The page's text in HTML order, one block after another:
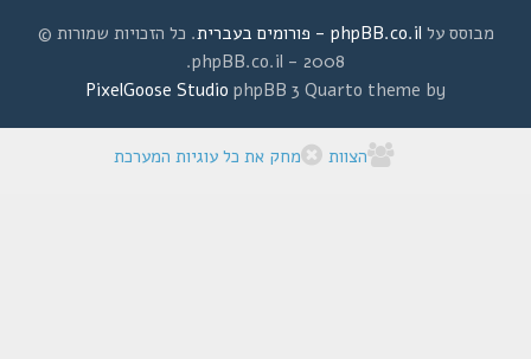
מבוסס עלphpBB.co.il - פורומים בעברית
. כל הזכויות שמורות ©
2008 - phpBB.co.il.
phpBB 3 Quarto theme by
PixelGoose Studio
הצוות מחק את כל עוגיות המערכת